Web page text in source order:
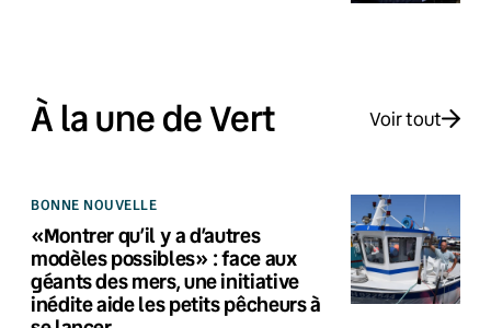
À la une de Vert Voir tout
BONNE NOUVELLE
«Montrer qu’il y a d’autres
modèles possibles» : face aux
géants des mers, une initiative
inédite aide les petits pêcheurs à